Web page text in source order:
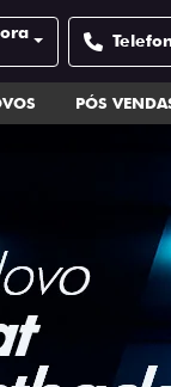
PÓS